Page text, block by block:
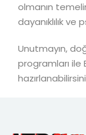
olmanın
dayanıklılık ve
Unutmayın,
programları ile